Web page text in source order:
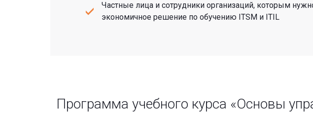
Частные лица и сотрудники организаций, которым
экономичное решение по обучению ITSM и ITIL
Программа учебного курса «Основы